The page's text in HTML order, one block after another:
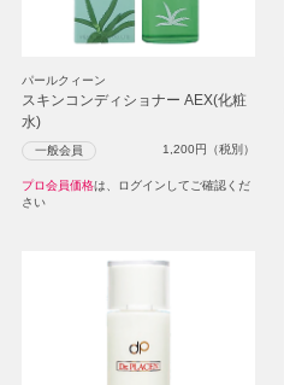
パールクィーン
スキンコンディショナー AEX(化粧
水)
一般会員 1,200円（税別）
プロ会員価格は、ログインしてご確認くだ
さい